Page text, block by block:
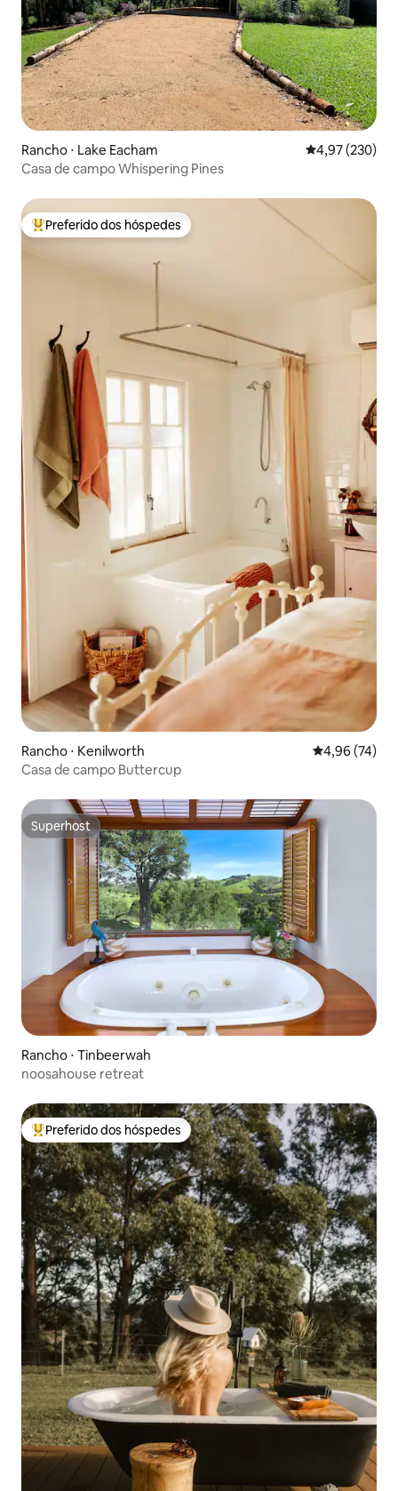
Rancho ⋅ Lake Eacham 4,97 de uma
4,97 (230)
Casa de campo Whispering Pines
Entre os melhores preferidos dos hóspedes
Preferido dos hóspedes
Rancho ⋅ Kenilworth 4,96 de uma
4,96 (74)
Casa de campo Buttercup
Superhost
Superhost
Rancho ⋅ Tinbeerwah
noosahouse retreat
Entre os melhores preferidos dos hóspedes
Preferido dos hóspedes